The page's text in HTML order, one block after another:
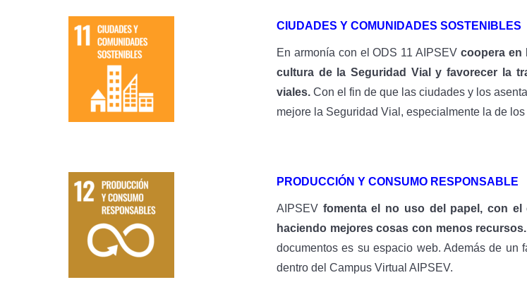
CIUDADES Y COMUNIDADES SOSTENIBLES
En armonía con el ODS 11 AIPSEV coopera en
cultura de la Seguridad Vial y favorecer la
viales. Con el fin de que las ciudades y los
mejore la Seguridad Vial, especialmente la de
PRODUCCIÓN Y CONSUMO RESPONSABLE
AIPSEV fomenta el no uso del papel, con
haciendo mejores cosas con menos recursos.
documentos es su espacio web. Además de un
dentro del Campus Virtual AIPSEV.